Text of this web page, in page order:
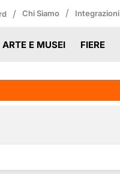
/ Chi Siamo / Integrazioni
ARTE E MUSEI FIERE